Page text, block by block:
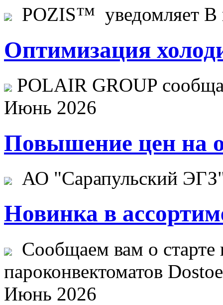
POZIS™ уведомляет В
Оптимизация
POLAIR GROUP
Июнь 2026
Повышение цен на
АО "Сарапульский
Новинка в
Сообщаем вам о старте
пароконвектоматов
Июнь 2026